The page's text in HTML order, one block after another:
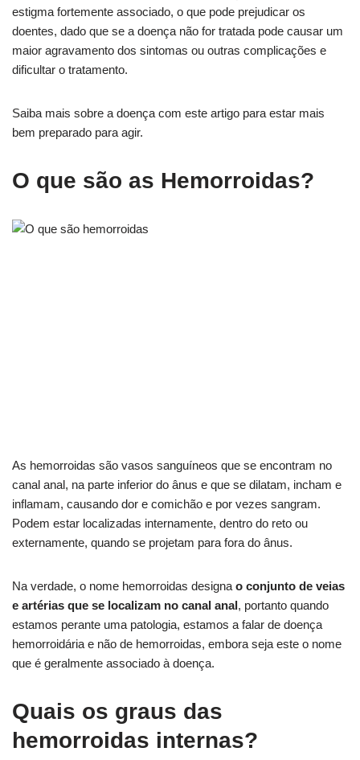
estigma fortemente associado, o que pode prejudicar os
doentes, dado que se a doença não for tratada pode causar um
maior agravamento dos sintomas ou outras complicações e
dificultar o tratamento.
Saiba mais sobre a doença com este artigo para estar mais
bem preparado para agir.
O que são as Hemorroidas?
As hemorroidas são vasos sanguíneos que se encontram no
canal anal, na parte inferior do ânus e que se dilatam, incham e
inflamam, causando dor e comichão e por vezes sangram.
Podem estar localizadas internamente, dentro do reto ou
externamente, quando se projetam para fora do ânus.
Na verdade, o nome hemorroidas designa o conjunto de veias
e artérias que se localizam no canal anal, portanto quando
estamos perante uma patologia, estamos a falar de doença
hemorroidária e não de hemorroidas, embora seja este o nome
que é geralmente associado à doença.
Quais os graus das
hemorroidas internas?